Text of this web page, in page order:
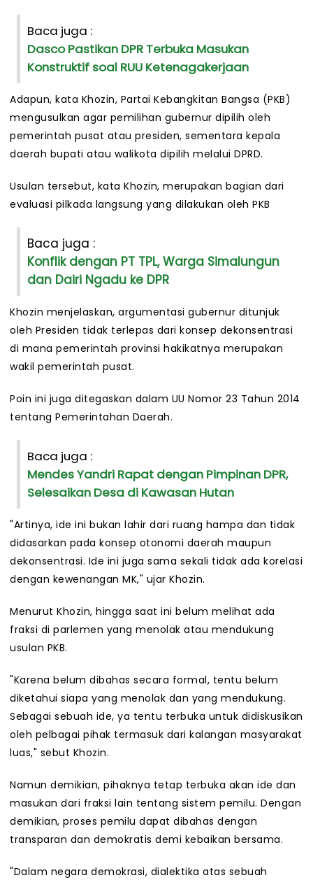
Baca juga :
Dasco Pastikan DPR Terbuka Masukan
Konstruktif soal RUU Ketenagakerjaan
Adapun, kata Khozin, Partai Kebangkitan Bangsa (PKB)
mengusulkan agar pemilihan gubernur dipilih oleh
pemerintah pusat atau presiden, sementara kepala
daerah bupati atau walikota dipilih melalui DPRD.
Usulan tersebut, kata Khozin, merupakan bagian dari
evaluasi pilkada langsung yang dilakukan oleh PKB
Baca juga :
Konflik dengan PT TPL, Warga Simalungun
dan Dairi Ngadu ke DPR
Khozin menjelaskan, argumentasi gubernur ditunjuk
oleh Presiden tidak terlepas dari konsep dekonsentrasi
di mana pemerintah provinsi hakikatnya merupakan
wakil pemerintah pusat.
Poin ini juga ditegaskan dalam UU Nomor 23 Tahun 2014
tentang Pemerintahan Daerah.
Baca juga :
Mendes Yandri Rapat dengan Pimpinan DPR,
Selesaikan Desa di Kawasan Hutan
"Artinya, ide ini bukan lahir dari ruang hampa dan tidak
didasarkan pada konsep otonomi daerah maupun
dekonsentrasi. Ide ini juga sama sekali tidak ada korelasi
dengan kewenangan MK," ujar Khozin.
Menurut Khozin, hingga saat ini belum melihat ada
fraksi di parlemen yang menolak atau mendukung
usulan PKB.
"Karena belum dibahas secara formal, tentu belum
diketahui siapa yang menolak dan yang mendukung.
Sebagai sebuah ide, ya tentu terbuka untuk didiskusikan
oleh pelbagai pihak termasuk dari kalangan masyarakat
luas," sebut Khozin.
Namun demikian, pihaknya tetap terbuka akan ide dan
masukan dari fraksi lain tentang sistem pemilu. Dengan
demikian, proses pemilu dapat dibahas dengan
transparan dan demokratis demi kebaikan bersama.
"Dalam negara demokrasi, dialektika atas sebuah